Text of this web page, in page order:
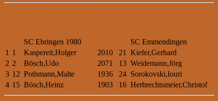
SC Ebringen 1980
SC Emmendingen
1 1 Kaspereit,Holger 2010 21
Kiefer,Gerhard
2 2 Bösch,Udo 2071 13 Weidemann,Jörg
3 12 Pothmann,Malte 1936 24 Sorokovski,Iouri
4 15 Bösch,Heinz 1903 16 Herbrechtsmeier,Christof